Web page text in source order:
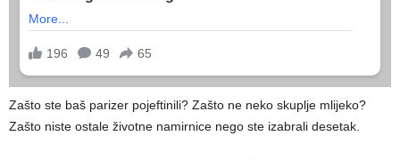
Zašto ste baš parizer pojeftinili? Zašto ne neko skuplje mlijeko?
Zašto niste ostale životne namirnice nego ste izabrali desetak.